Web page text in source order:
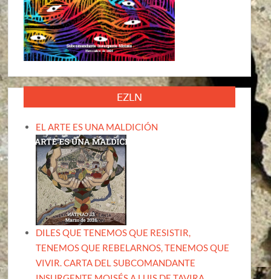
EZLN
EL ARTE ES UNA MALDICIÓN
DILES QUE TENEMOS QUE RESISTIR,
TENEMOS QUE REBELARNOS, TENEMOS QUE
VIVIR. CARTA DEL SUBCOMANDANTE